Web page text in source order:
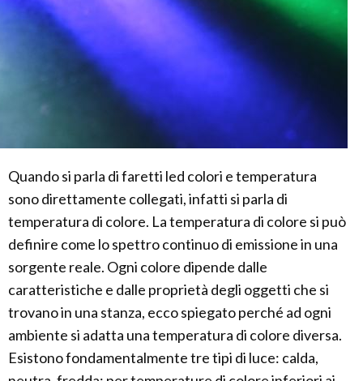
Quando si parla di faretti led colori e temperatura
sono direttamente collegati, infatti si parla di
temperatura di colore. La temperatura di colore si può
definire come lo spettro continuo di emissione in una
sorgente reale. Ogni colore dipende dalle
caratteristiche e dalle proprietà degli oggetti che si
trovano in una stanza, ecco spiegato perché ad ogni
ambiente si adatta una temperatura di colore diversa.
Esistono fondamentalmente tre tipi di luce: calda,